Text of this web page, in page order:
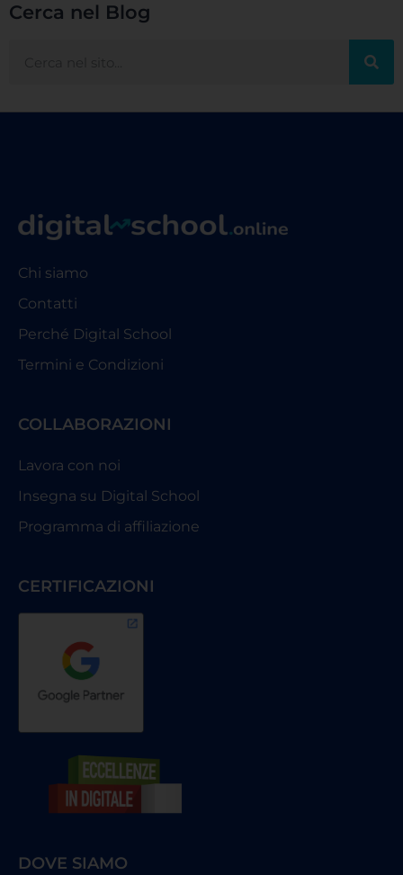
Cerca nel Blog
Chi siamo
Contatti
Perché Digital School
Termini e Condizioni
COLLABORAZIONI
Lavora con noi
Insegna su Digital School
Programma di affiliazione
CERTIFICAZIONI
DOVE SIAMO